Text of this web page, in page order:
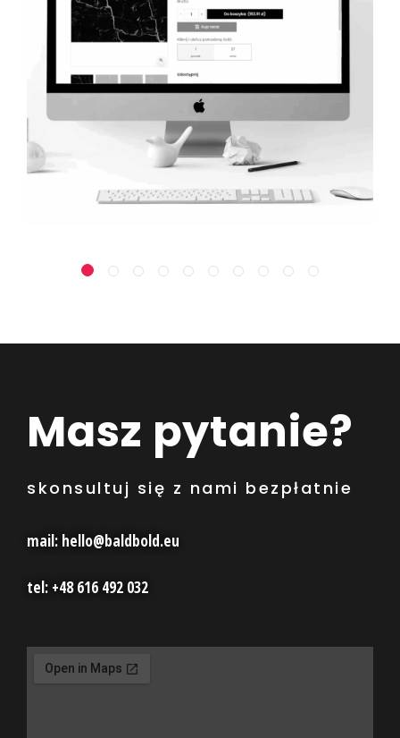
Masz pytanie?
skonsultuj się z nami bezpłatnie
mail: hello@baldbold.eu
tel: +48 616 492 032